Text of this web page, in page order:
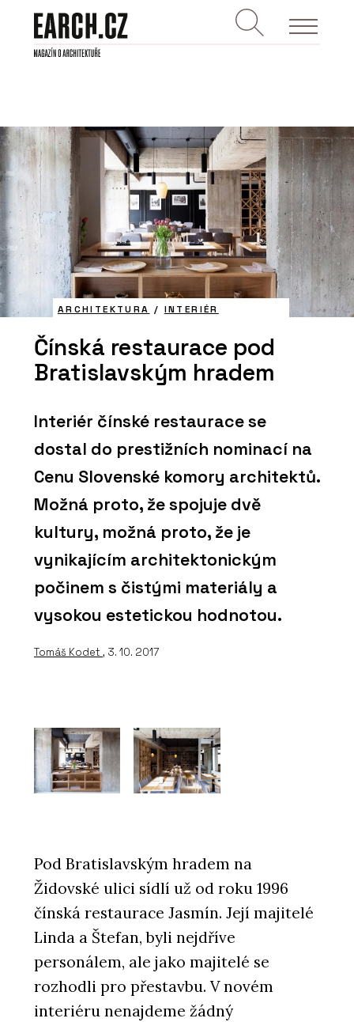
ARCHITEKTURA / INTERIÉR
Čínská restaurace pod
Bratislavským hradem
Interiér čínské restaurace se
dostal do prestižních nominací na
Cenu Slovenské komory architektů.
Možná proto, že spojuje dvě
kultury, možná proto, že je
vynikajícím architektonickým
počinem s čistými materiály a
vysokou estetickou hodnotou.
Tomáš Kodet , 3. 10. 2017
Pod Bratislavským hradem na
Židovské ulici sídlí už od roku 1996
čínská restaurace Jasmín. Její majitelé
Linda a Štefan, byli nejdříve
personálem, ale jako majitelé se
rozhodli pro přestavbu. V novém
interiéru nenajdeme žádný